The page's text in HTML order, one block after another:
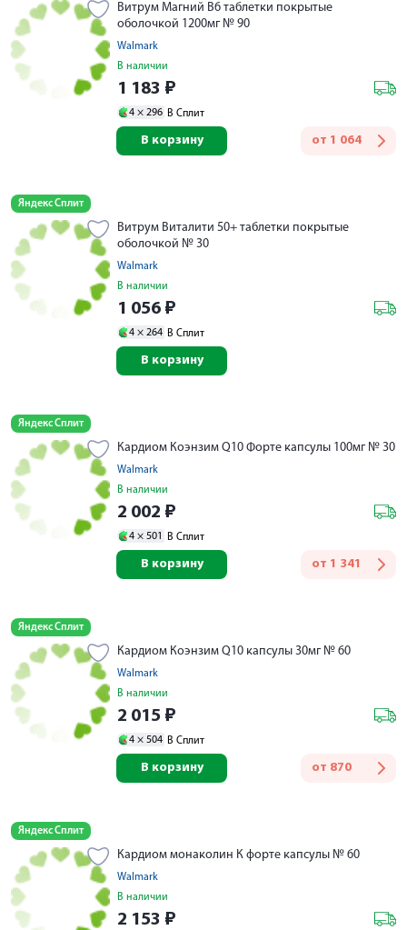
Витрум Магний В6 таблетки покрытые
оболочкой 1200мг № 90
Walmark
В наличии
1 183 ₽
4 × 296 В Сплит
от 1 064
В корзину
Яндекс Сплит
Витрум Виталити 50+ таблетки покрытые
оболочкой № 30
Walmark
В наличии
1 056 ₽
4 × 264 В Сплит
В корзину
Яндекс Сплит
Кардиом Коэнзим Q10 Форте капсулы 100мг № 30
Walmark
В наличии
2 002 ₽
4 × 501 В Сплит
от 1 341
В корзину
Яндекс Сплит
Кардиом Коэнзим Q10 капсулы 30мг № 60
Walmark
В наличии
2 015 ₽
4 × 504 В Сплит
от 870
В корзину
Яндекс Сплит
Кардиом монаколин К форте капсулы № 60
Walmark
В наличии
2 153 ₽